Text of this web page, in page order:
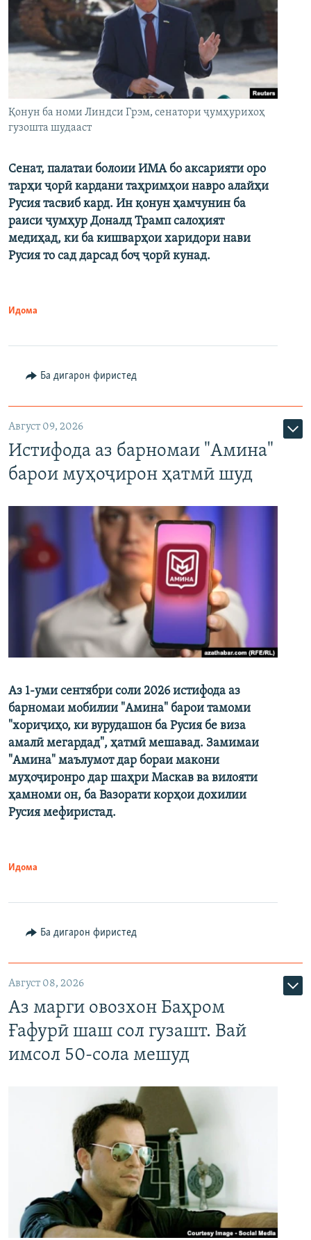
Қонун ба номи Линдси Грэм, сенатори ҷумҳурихоҳ
гузошта шудааст
Сенат, палатаи болоии ИМА бо аксарияти оро
тарҳи ҷорӣ кардани таҳримҳои навро алайҳи
Русия тасвиб кард. Ин қонун ҳамчунин ба
раиси ҷумҳур Доналд Трамп салоҳият
медиҳад, ки ба кишварҳои харидори нави
Русия то сад дарсад боҷ ҷорӣ кунад.
Идома
Ба дигарон фиристед
Август 09, 2026
Истифода аз барномаи "Амина"
барои муҳоҷирон ҳатмӣ шуд
Аз 1-уми сентябри соли 2026 истифода аз
барномаи мобилии "Амина" барои тамоми
"хориҷиҳо, ки вурудашон ба Русия бе виза
амалӣ мегардад", ҳатмӣ мешавад. Замимаи
"Амина" маълумот дар бораи макони
муҳоҷиронро дар шаҳри Маскав ва вилояти
ҳамноми он, ба Вазорати корҳои дохилии
Русия мефиристад.
Идома
Ба дигарон фиристед
Август 08, 2026
Аз марги овозхон Баҳром
Ғафурӣ шаш сол гузашт. Вай
имсол 50-сола мешуд